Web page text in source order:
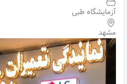
آزمایشگاه طبی
مشهد